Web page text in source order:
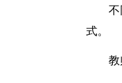
不
式。
教